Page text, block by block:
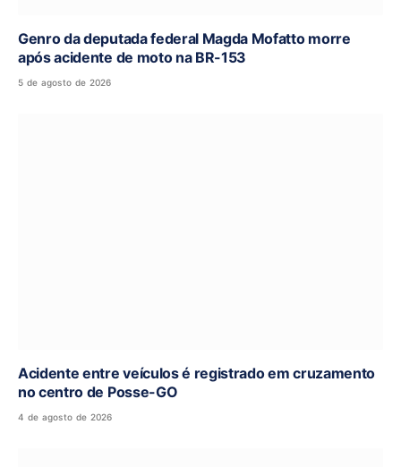
Genro da deputada federal Magda Mofatto morre
após acidente de moto na BR-153
5 de agosto de 2026
Acidente entre veículos é registrado em cruzamento
no centro de Posse-GO
4 de agosto de 2026